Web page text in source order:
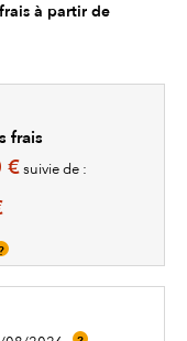
à partir de
frais
€ suivie de :